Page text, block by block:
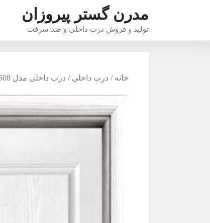
مدرن گستر پیروزان
تولید و فروش درب داخلی و ضد سرقت
خانه / درب داخلی / درب داخلی مدل MP508